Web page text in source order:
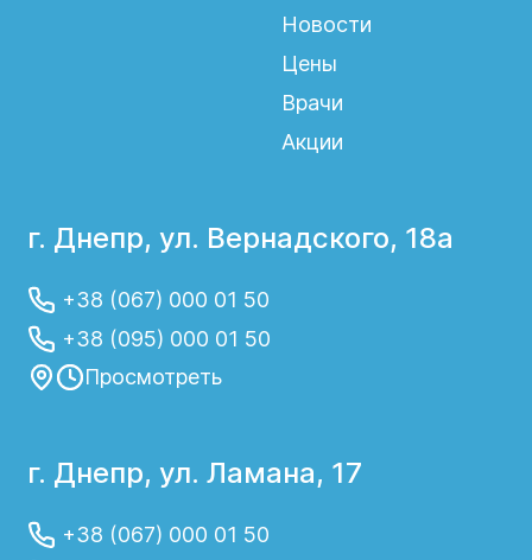
Новости
Цены
Врачи
Акции
г. Днепр, ул. Вернадского, 18а
+38 (067) 000 01 50
+38 (095) 000 01 50
Просмотреть
г. Днепр, ул. Ламана, 17
+38 (067) 000 01 50